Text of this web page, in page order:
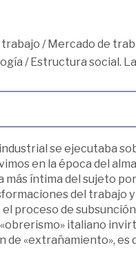
trabajo /Mercado de
/Estructura social.
se ejecutaba
en la época del
más íntima del sujeto
del trabajo
proceso de
italiano
de «extrañamiento»,